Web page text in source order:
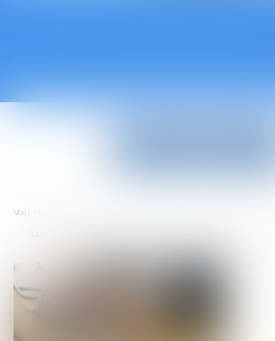
Vous êtes ici :
La dissimulation de relations amoureuses entre deux salariés